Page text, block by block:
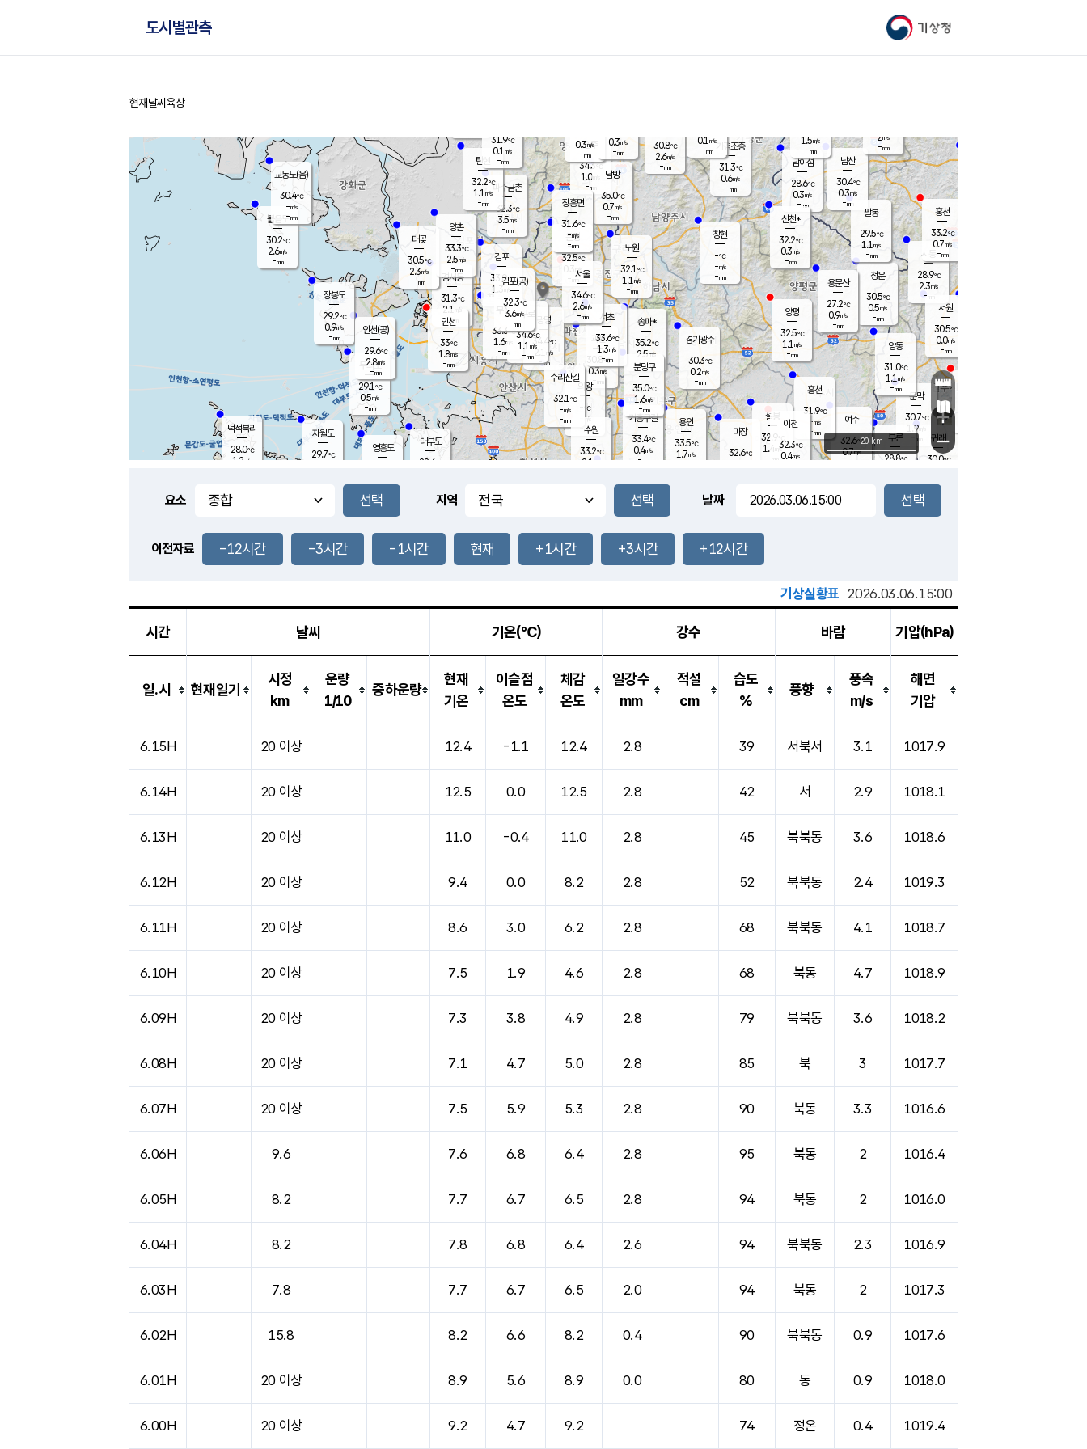
기상청
도시별관측
홈
현재날씨 육상
풍도
2.2m/s
문막
30.7℃
1.9m/s
mm
남이섬
28.6℃
0.3m/s
-mm
무의도
29.1℃
0.5m/s
-mm
영흥도
볼음도
30.2℃
2.6m/s
-mm
자월도
29.7℃
양주
34.3℃
1.0
-mm
부론
28.8℃
과천
30.8℃
0.3m/s
- mm
남산
30.4℃
0.3m/s
-mm
장봉도
29.2℃
0.9m/s
-mm
-mm
청운
30.5℃
0.5m/s
-mm
팔봉
29.5℃
1.1 m/s
-mm
-mm
용인
33.5℃
1.7m/s
여주
32.6℃
0.7m/s
양동
31.0℃
1.1m/s
-mm
경기광주
30.3℃
0.2m/s
-mm
장호원
1.5m/s
-mm
29.0
℃
대부도
28.6
-
경서동
31.3℃
2.1 m/s
-mm
파주금촌
32.3℃
3.5m/s
-mm
가평조종
31.3℃
0.6m/s
-mm
30.8℃
2.6m/s
-mm
대곶
30.5℃
2.3m/s
-mm
신천*
32.2℃
0.3m/s
-mm
창현
-℃
-m/s
-mm
탄현
32.2℃
1.1 m/s
-mm
0.1 m/s
-mm
34.1℃
1.0m/s
-mm
흥천
31.9℃
-m/s
-mm
마장
32.6℃
의왕
- ℃
m/s
mm
김포
33.0℃
1.3 m/s
mm
설봉
32.9
1.4 m/s
- mm
광명
34.4 ℃
2.1 m/s
-mm
부천
33.3℃
1.6m/s
-mm
-mm
양촌
33.3℃
2.5m/s
-mm
구로
34.6℃
1.1 m/s
-mm
은평
32.5℃
0.3 m/s
- mm
노원
32.1℃
1.1 m/s
-mm
송파*
35.2℃
2.5m/s
-mm
서초
33.6℃
1.3m/s
-mm
남방
35.0℃
0.7m/s
-mm
기흥구갈
33.4℃
0.4m/s
-
수리산길
32.1℃
-m/s
-mm
분당구
35.0℃
1.6m/s
-mm
장흥면
31.6℃
-m/s
-mm
0.3m/s
-mm
시동
28.9℃
2.3m/s
- mm
귀래
30.0℃
서원
30.5℃
0.0m/s
-mm
용문산
27.2℃
0.9m/s
-mm
덕적북리
28.0℃
1.2 m/s
인천(공)
29.6℃
2.8m/s
-mm
김포(공)
32.3℃
3.6m/s
-mm
교동도(음)
30.4℃
-m/s
-mm
홍천
33.2℃
0.7m/s
-mm
이천
32.3℃
0.4m/s
양평
32.5℃
1.1 m/s
-mm
수원
33.2℃
2.1 m/s
인천
33℃
1.8m/s
-mm
서울
34.6℃
2.6m/s
-mm
2m/s
-mm
31.9℃
0.1 m/s
-mm
0.3m/s
-mm
+
−
20 km
요소 지역 날짜
이전자료 -12시간 -3시간 -1시간 현재 +1시간 +3시간 +12시간
기상실황표 2026.03.06.15:00
시간 날씨 기온(℃) 강수 바람 기압(hPa)
일.시 현재일기
시정
km
운량
1/10
중하운량
현재
기온
이슬점
온도
체감
온도
일강수
mm
적설
cm
습도
%
풍향
풍속
m/s
해면
기압
6.15H 20 이상 12.4 -1.1 12.4 2.8 39 서북서 3.1 1017.9
6.14H 20 이상 12.5 0.0 12.5 2.8 42 서 2.9 1018.1
6.13H 20 이상 11.0 -0.4 11.0 2.8 45 북북동 3.6 1018.6
6.12H 20 이상 9.4 0.0 8.2 2.8 52 북북동 2.4 1019.3
6.11H 20 이상 8.6 3.0 6.2 2.8 68 북북동 4.1 1018.7
6.10H 20 이상 7.5 1.9 4.6 2.8 68 북동 4.7 1018.9
6.09H 20 이상 7.3 3.8 4.9 2.8 79 북북동 3.6 1018.2
6.08H 20 이상 7.1 4.7 5.0 2.8 85 북 3 1017.7
6.07H 20 이상 7.5 5.9 5.3 2.8 90 북동 3.3 1016.6
6.06H 9.6 7.6 6.8 6.4 2.8 95 북동 2 1016.4
6.05H 8.2 7.7 6.7 6.5 2.8 94 북동 2 1016.0
6.04H 8.2 7.8 6.8 6.4 2.6 94 북북동 2.3 1016.9
6.03H 7.8 7.7 6.7 6.5 2.0 94 북동 2 1017.3
6.02H 15.8 8.2 6.6 8.2 0.4 90 북북동 0.9 1017.6
6.01H 20 이상 8.9 5.6 8.9 0.0 80 동 0.9 1018.0
6.00H 20 이상 9.2 4.7 9.2 74 정온 0.4 1019.4